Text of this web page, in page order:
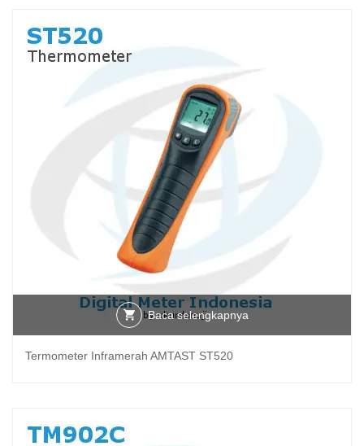
Baca selengkapnya
Termometer Inframerah AMTAST ST520